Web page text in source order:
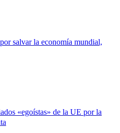
salvar la economía mundial,
«egoístas» de la UE por la